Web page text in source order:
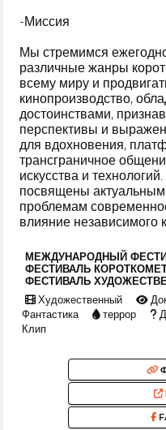
-Миссия
Мы стремимся
различные жанры
всему миру и
кинопроизводство,
достоинствами,
перспективы и
для вдохновения,
трансграничное
искусства и
посвящены
проблемам
влияние независимого
МЕЖДУНАРОДНЫЙ
ФЕСТИВАЛЬ
ФЕСТИВАЛЬ
Художественный
Фантастика
террор
Клип